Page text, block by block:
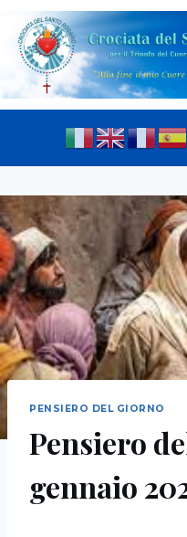
PENSIERO DEL GIORNO
Pensiero
gennaio